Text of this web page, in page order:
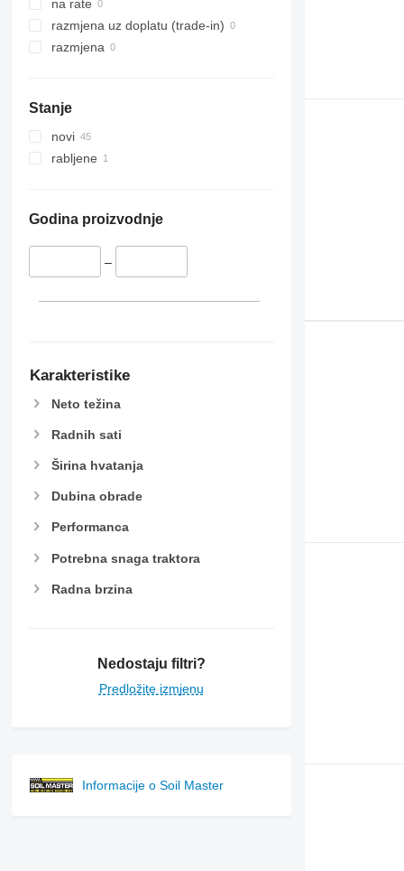
na rate
razmjena uz doplatu (trade-in)
razmjena
Stanje
novi
rabljene
Godina proizvodnje
–
Karakteristike
Neto težina
Radnih sati
Širina hvatanja
Dubina obrade
Performanca
Potrebna snaga traktora
Radna brzina
Nedostaju filtri?
Predložite izmjenu
Informacije o Soil Master